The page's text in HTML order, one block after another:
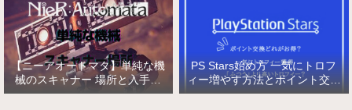
スポージャー
【ニーアオートマタ】単純な機
械のスキャナー 場所と入手方
法/複雑な機械と精巧な機械の
PS Stars始め方 一気にトロフ
ィー増やす方法とポイント交換
【PlayStation Stars】